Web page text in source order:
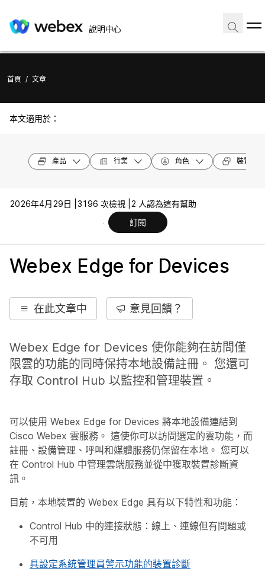
說明中心
首頁 / 文章
本文適用於：
產品 行業 角色 裝置機型
2026年4月29日 | 3196 次檢視 |
2 人認為這有幫助
訂閱
Webex Edge for Devices
在此文章中 意見回饋？
Webex Edge for Devices 使你能夠在訪問僅
限雲的功能的同時保持本地設備註冊。 您還可
存取 Control Hub 以監控和管理裝置。
可以使用 Webex Edge for Devices 將本地設備連結到
Cisco Webex 雲服務。 這使你可以訪問選定的雲功能，而
註冊、設備管理、呼叫和媒體服務仍保留在本地。 您可以
在 Control Hub 中管理雲端服務並從中獲取裝置診斷資
訊。
目前，本地裝置的 Webex Edge 具有以下特性和功能：
Control Hub 中的連接狀態：線上、連線但有問題或
不可用
具設定系統管理員警示功能的裝置診斷